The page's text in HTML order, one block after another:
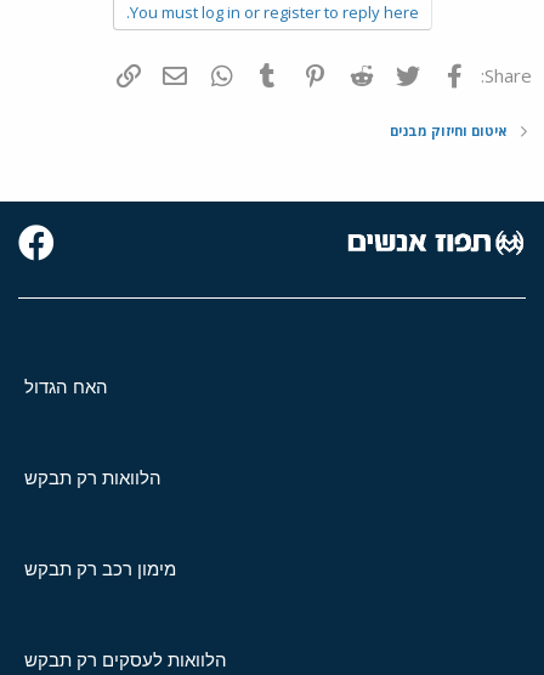
You must log in or register to reply here.
Share: פייסבוק Twitter
Reddit
Pinterest
Tumblr
WhatsAppדואר אלקטרוני
איטום וחיזוק מבנים
האח הגדול
הלוואות רק תבקש
מימון רכב רק תבקש
הלוואות לעסקים רק תבקש